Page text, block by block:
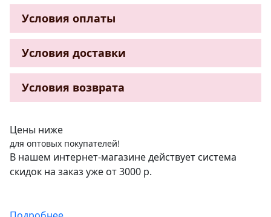
Условия оплаты
Условия доставки
Условия возврата
Цены ниже
для оптовых покупателей!
В нашем интернет-магазине действует система
скидок на заказ уже от 3000 р.